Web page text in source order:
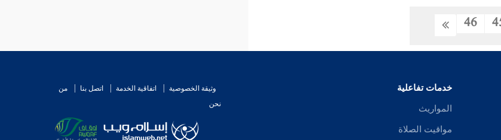
46
خدمات تفاعلية
المواريث
مواقيت الصلاة
وثيقة الخصوصية اتفاقية الخدمة اتصل بنا
من
نحن